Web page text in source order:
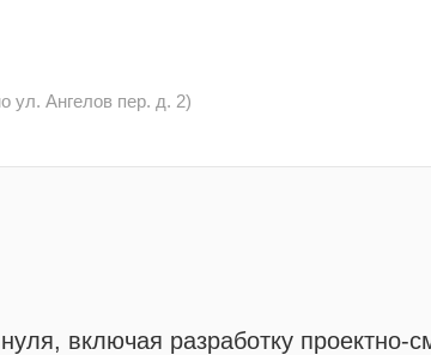
ул. Ангелов пер. д. 2)
включая разработку проектно-